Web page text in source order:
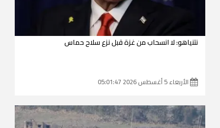
نتنياهو: لا انسحاب من غزة قبل نزع سلاح حماس
الأربعاء 5 أغسطس 2026 05:01:47